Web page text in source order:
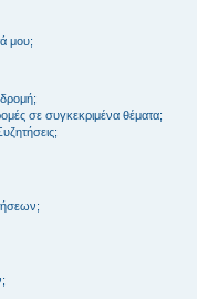
μου;
σε συγκεκριμένα θέματα;